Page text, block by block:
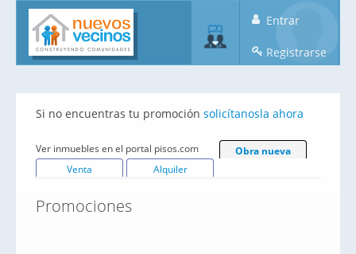
Entrar
Registrarse
Si no encuentras tu promoción solicítanosla ahora
Ver inmuebles en el portal pisos.com
Obra nueva
Venta
Alquiler
Promociones